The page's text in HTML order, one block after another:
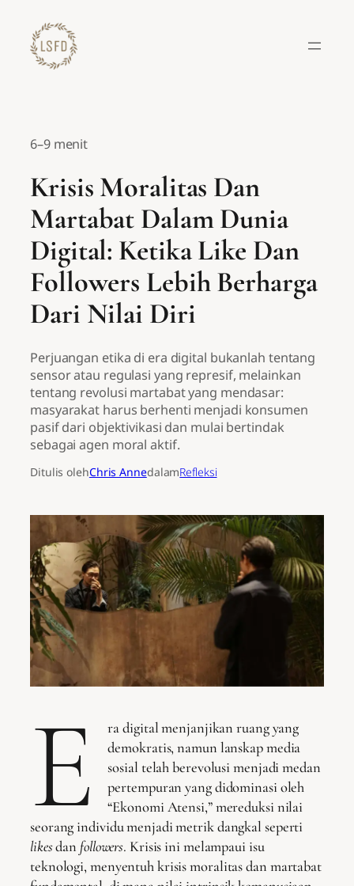
konten
6–9 menit
Krisis Moralitas Dan
Martabat Dalam Dunia
Digital: Ketika Like Dan
Followers Lebih Berharga
Dari Nilai Diri
Perjuangan etika di era digital bukanlah tentang
sensor atau regulasi yang represif, melainkan
tentang revolusi martabat yang mendasar:
masyarakat harus berhenti menjadi konsumen
pasif dari objektivikasi dan mulai bertindak
sebagai agen moral aktif.
Ditulis olehChris AnnedalamRefleksi
E
ra digital menjanjikan ruang yang
demokratis, namun lanskap media
sosial telah berevolusi menjadi medan
pertempuran yang didominasi oleh
“Ekonomi Atensi,” mereduksi nilai
seorang individu menjadi metrik dangkal seperti
likesdan followers. Krisis ini melampaui isu
teknologi, menyentuh krisis moralitas dan martabat